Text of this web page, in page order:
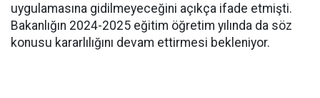
uygulamasına gidilmeyeceğini açıkça ifade etmişti.
Bakanlığın 2024-2025 eğitim öğretim yılında da söz
konusu kararlılığını devam ettirmesi bekleniyor.